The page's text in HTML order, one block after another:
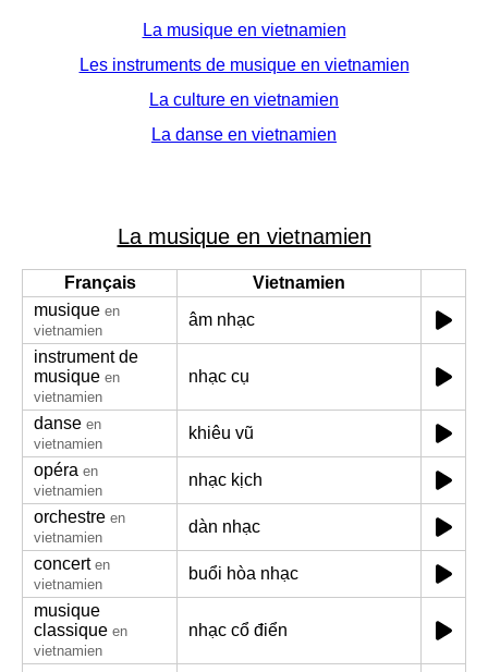
La musique en vietnamien
Les instruments de musique en vietnamien
La culture en vietnamien
La danse en vietnamien
La musique en vietnamien
Français
Vietnamien
musique en
vietnamien
âm nhạc
instrument de
musique en
vietnamien
nhạc cụ
danse en
vietnamien
khiêu vũ
opéra en
vietnamien
nhạc kịch
orchestre en
vietnamien
dàn nhạc
concert en
vietnamien
buổi hòa nhạc
musique
classique en
vietnamien
nhạc cổ điển